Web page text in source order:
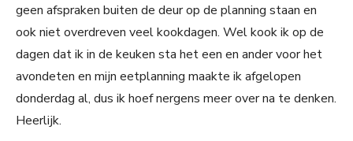
geen afspraken buiten de deur op de planning staan en
ook niet overdreven veel kookdagen. Wel kook ik op de
dagen dat ik in de keuken sta het een en ander voor het
avondeten en mijn eetplanning maakte ik afgelopen
donderdag al, dus ik hoef nergens meer over na te denken.
Heerlijk.